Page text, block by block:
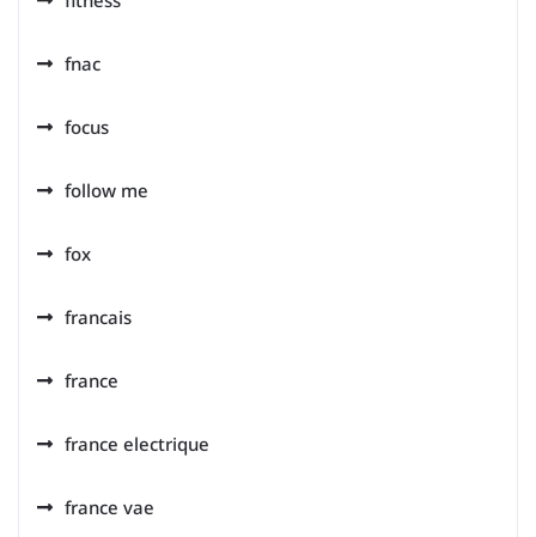
fnac
focus
follow me
fox
francais
france
france electrique
france vae